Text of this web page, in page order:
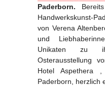
Paderborn.
Handwerkskunst-
von Verena
und
Unikaten zu
Osterausstellung
Hotel Aspethera
Paderborn, herzlich